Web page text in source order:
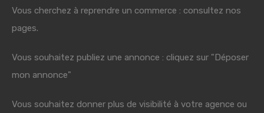
Vous cherchez à reprendre un commerce : consultez nos
pages.
Vous souhaitez publiez une annonce : cliquez sur "Déposer
mon annonce"
Vous souhaitez donner plus de visibilité à votre agence ou